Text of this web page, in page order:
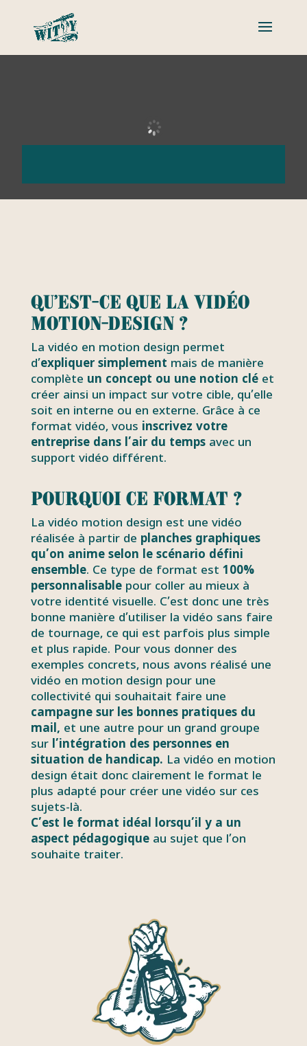
Qu’est-ce que la vidéo
motion-design ?
La vidéo en motion design permet
d’expliquer simplement mais de manière
complète un concept ou une notion cléet
créer ainsi un impact sur votre cible, qu’elle
soit en interne ou en externe. Grâce à ce
format vidéo, vous inscrivez votre
entreprise dans l’air du tempsavec un
support vidéo différent.
Pourquoi ce format ?
La vidéo motion design est une vidéo
réalisée à partir de planches graphiques
qu’on anime selon le scénario défini
ensemble. Ce type de format est 100%
personnalisablepour coller au mieux à
votre identité visuelle. C’est donc une très
bonne manière d’utiliser la vidéo sans faire
de tournage, ce qui est parfois plus simple
et plus rapide. Pour vous donner des
exemples concrets, nous avons réalisé une
vidéo en motion design pour une
collectivité qui souhaitait faire une
campagne sur les bonnes pratiques du
mail, et une autre pour un grand groupe
sur l’intégration des personnes en
situation de handicap. La vidéo en motion
design était donc clairement le format le
plus adapté pour créer une vidéo sur ces
sujets-là.
C’est le format idéal lorsqu’il y a un
aspect pédagogiqueau sujet que l’on
souhaite traiter.